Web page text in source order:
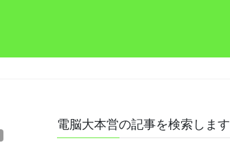
電脳大本営の記事を検索します